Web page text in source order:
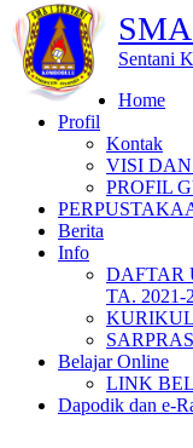
Sentani
Home
Profil
Kontak
VISI
PROFIL
Berita
Info
DAFTAR
TA. 2021-
SARPRAS
Belajar Online
LINK
Dapodik dan e-